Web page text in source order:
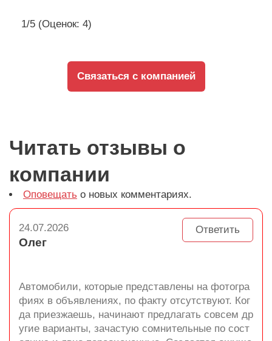
1/5 (Оценок: 4)
Связаться с компанией
Читать отзывы о
компании
Оповещать о новых комментариях.
Ответить
24.07.2026
Олег
Автомобили, которые представлены на фотогра
фиях в объявлениях, по факту отсутствуют. Ког
да приезжаешь, начинают предлагать совсем др
угие варианты, зачастую сомнительные по сост